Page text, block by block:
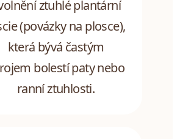
ztuhlé plantární
(povázky na plosce),
která bývá častým
bolestí paty nebo
ranní ztuhlosti.